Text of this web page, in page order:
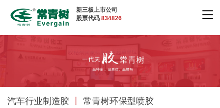
新三板上市公司
股票代码 834826
汽车行业制造胶 常青树环保型喷胶